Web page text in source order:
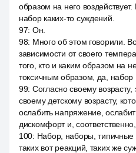
образом на него
набор каких-то суждений.
97: Он.
98: Много об этом говорили.
зависимости от своего
того, кто и каким образом на
токсичным образом, да, набор
99: Согласно своему
своему детскому возрасту,
ослабить напряжение,
дискомфорт и,
100: Набор, наборы, типичные
таких вот реакций, таких же